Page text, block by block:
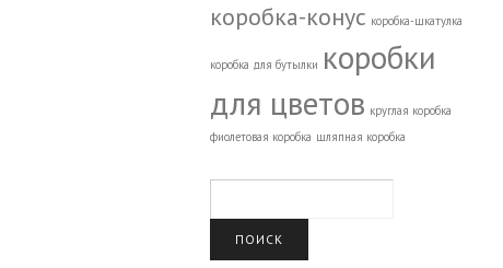
коробка-конус коробка-шкатулка
коробка для бутылки коробки
для цветов круглая коробка
фиолетовая коробка шляпная коробка